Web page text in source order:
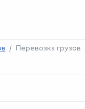
Перевозка грузов